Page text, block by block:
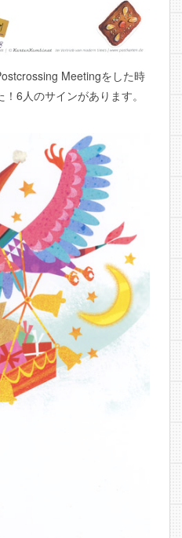
Meetingをした時
6人のサインがあります。